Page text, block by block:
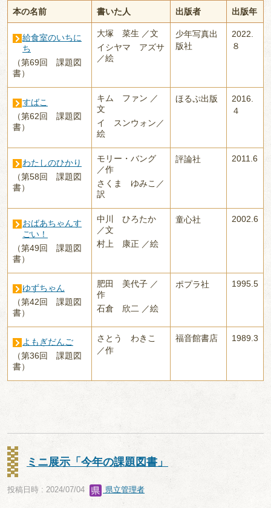
本の名前 書いた人 出版者 出版年
給食室のいちに
ち
（第69回 課題図
書）
大塚 菜生 ／文
イシヤマ アズサ
／絵
少年写真出
版社
2022.
８
すばこ
（第62回 課題図
書）
キム ファン ／
文
イ スンウォン／
絵
ほるぷ出版
2016.
４
わたしのひかり
（第58回 課題図
書）
モリー・バング
／作
さくま ゆみこ／
訳
評論社 2011.6
おばあちゃんす
ごい！
（第49回 課題図
書）
中川 ひろたか
／文
村上 康正 ／絵
童心社 2002.6
ゆずちゃん
（第42回 課題図
書）
肥田 美代子 ／
作
石倉 欣二 ／絵
ポプラ社 1995.5
よもぎだんご
（第36回 課題図
書）
さとう わきこ
／作
福音館書店 1989.3
ミニ展示「今年の課題図書」
投稿日時 : 2024/07/04 県立管理者